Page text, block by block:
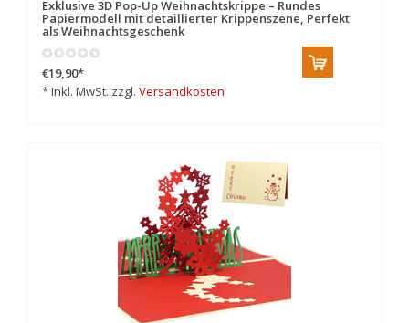
Exklusive 3D Pop-Up Weihnachtskrippe – Rundes
Papiermodell mit detaillierter Krippenszene, Perfekt
als Weihnachtsgeschenk
€19,90*
* Inkl. MwSt. zzgl. Versandkosten